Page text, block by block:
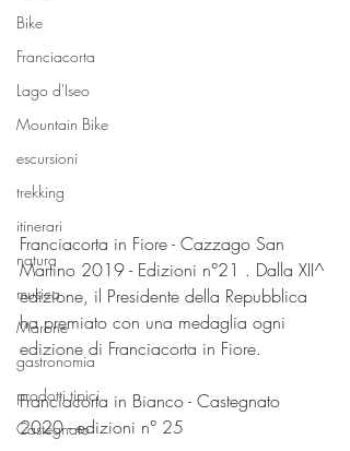
Bike
Franciacorta
Lago d'Iseo
Mountain Bike
escursioni
trekking
itinerari
natura
musica
Marone
gastronomia
prodotti tipici
Castegnato
Franciacorta in Fiore - Cazzago San
Martino 2019 - Edizioni n°21 . Dalla XII^
edizione, il Presidente della Repubblica
ha premiato con una medaglia ogni
edizione di Franciacorta in Fiore.
Franciacorta in Bianco - Castegnato
2020 - edizioni n° 25